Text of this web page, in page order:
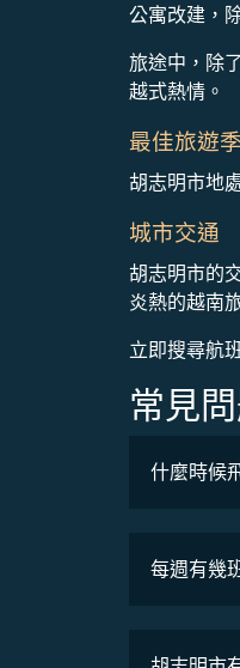
公寓改建，
旅途中，除
越式熱情。
最佳旅遊
胡志明市地
城市交通
胡志明市的
炎熱的越南
立即搜尋航
常見
什麼時候
每週有幾